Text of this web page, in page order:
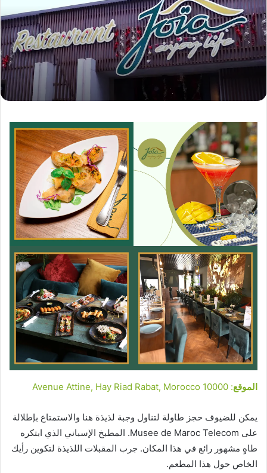
الموقع: Avenue Attine, Hay Riad Rabat, Morocco 10000
يمكن للضيوف حجز طاولة لتناول وجبة لذيذة هنا والاستمتاع بإطلالة
على Musee de Maroc Telecom. المطبخ الإسباني الذي ابتكره
طاهٍ مشهور رائع في هذا المكان. جرب المقبلات اللذيذة لتكوين رأيك
الخاص حول هذا المطعم.